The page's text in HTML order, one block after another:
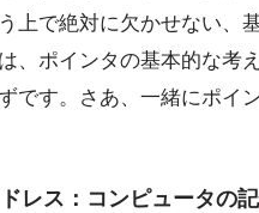
上で絶対に欠かせない、
、ポインタの基本的な考
です。さあ、一緒にポイ
レス：コンピュータの